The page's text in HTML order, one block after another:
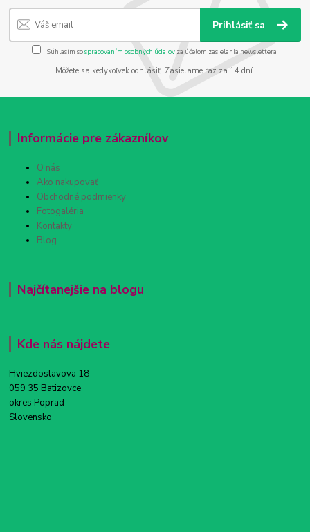
Prihlásiť sa
Súhlasím sospracovaním osobných údajov za účelom zasielania newslettera.
Môžete sa kedykoľvek odhlásiť. Zasielame raz za 14 dní.
Informácie pre zákazníkov
O nás
Ako nakupovať
Obchodné podmienky
Fotogaléria
Kontakty
Blog
Najčítanejšie na blogu
Kde nás nájdete
Hviezdoslavova 18
059 35 Batizovce
okres Poprad
Slovensko